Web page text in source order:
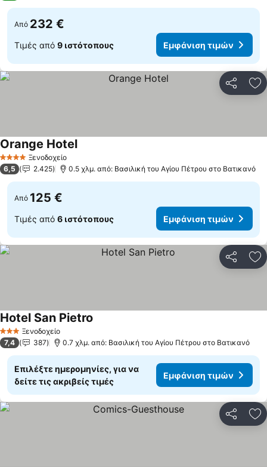
Από 232 €
Τιμές από 9 ιστότοπους Εμφάνιση τιμών
4 ΑστέριαΞενοδοχείο
Orange Hotel
6,5 2.425 0.5 χλμ. από: Βασιλική του Αγίου Πέτρου στο Βατικανό
Από 125 €
Τιμές από 6 ιστότοπους Εμφάνιση τιμών
3 ΑστέριαΞενοδοχείο
Hotel San Pietro
7,4 387 0.7 χλμ. από: Βασιλική του Αγίου Πέτρου στο Βατικανό
Επιλέξτε ημερομηνίες, για να
δείτε τις ακριβείς τιμές
Εμφάνιση τιμών